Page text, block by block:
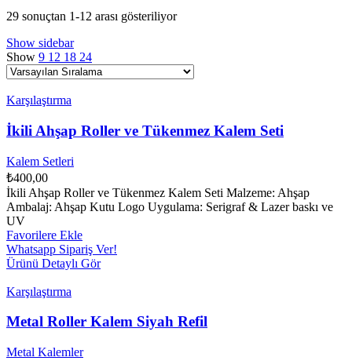
29 sonuçtan 1-12 arası gösteriliyor
Show sidebar
Show 9 12 18 24
Karşılaştırma
İkili Ahşap Roller ve Tükenmez Kalem Seti
Kalem Setleri
₺400,00
İkili Ahşap Roller ve Tükenmez Kalem Seti Malzeme: Ahşap
Ambalaj: Ahşap Kutu Logo Uygulama: Serigraf & Lazer baskı ve
UV
Favorilere Ekle
Whatsapp Sipariş Ver!
Ürünü Detaylı Gör
Karşılaştırma
Metal Roller Kalem Siyah Refil
Metal Kalemler